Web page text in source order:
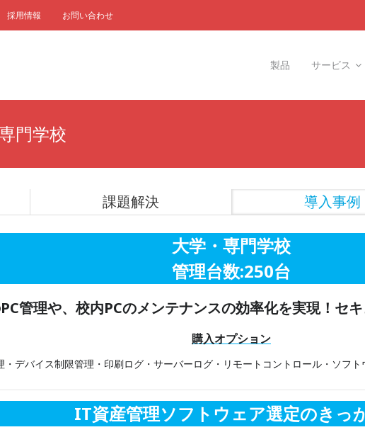
採用情報 お問い合わせ
製品 サービス
門学校
課題解決 導入事例
大学・専門学校
管理台数:250台
管理や、校内PCのメンテナンスの効率化を実現！セ
購入オプション
・デバイス制限管理・印刷ログ・サーバーログ・リモートコントロール・ソフ
IT資産管理ソフトウェア選定のきっ